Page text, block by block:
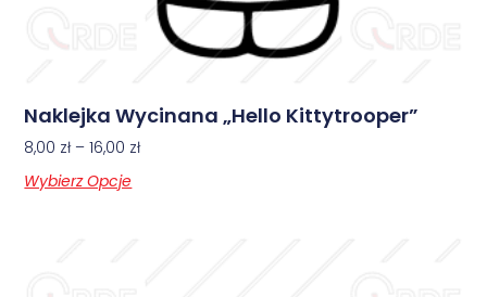
Naklejka Wycinana „Hello Kittytrooper”
8,00 zł – 16,00 zł
Wybierz Opcje